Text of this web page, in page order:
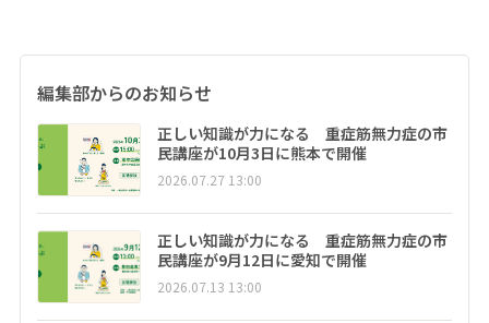
編集部からのお知らせ
正しい知識が力になる 重症筋無力症の市
民講座が10月3日に熊本で開催
2026.07.27 13:00
正しい知識が力になる 重症筋無力症の市
民講座が9月12日に愛知で開催
2026.07.13 13:00